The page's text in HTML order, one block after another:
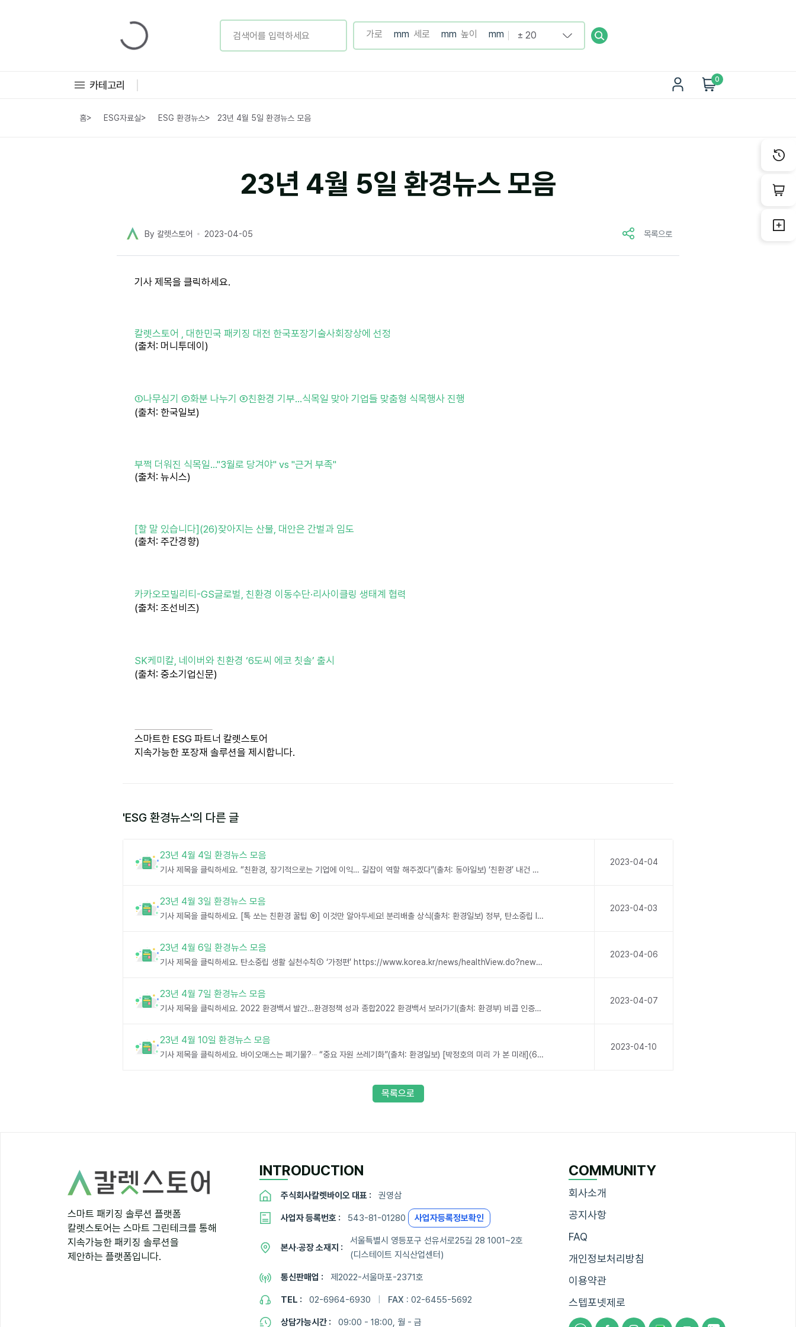
카테고리 0
홈> ESG자료실> ESG 환경뉴스> 23년 4월 5일 환경뉴스 모음
23년 4월 5일 환경뉴스 모음
By 칼렛스토어 2023-04-05 목록으로
기사 제목을 클릭하세요.
칼렛스토어 , 대한민국 패키징 대전 한국포장기술사회장상에 선정
(출처: 머니투데이)
①나무심기 ②화분 나누기 ③친환경 기부…식목일 맞아 기업들 맞춤형 식목행사 진행
(출처: 한국일보)
부쩍 더워진 식목일…"3월로 당겨야" vs "근거 부족"
(출처: 뉴시스)
[할 말 있습니다](26)잦아지는 산불, 대안은 간벌과 임도
(출처: 주간경향)
카카오모빌리티-GS글로벌, 친환경 이동수단·리사이클링 생태계 협력
(출처: 조선비즈)
SK케미칼, 네이버와 친환경 ‘6도씨 에코 칫솔’ 출시
(출처: 중소기업신문)
스마트한 ESG 파트너 칼렛스토어
지속가능한 포장재 솔루션을 제시합니다.
'ESG 환경뉴스'의 다른 글
23년 4월 4일 환경뉴스 모음
기사 제목을 클릭하세요. “친환경, 장기적으로는 기업에 이익… 길잡이 역할 해주겠다”(출처: 동아일보) ‘친환경’ 내건 대구국제마라톤대회에 생수 페트병 수만개?(출처: 경향신문) [뷰티와이드] 가치소비 신제품, 용기는 친환경 성분은 업그레이드(출처: 컨슈머와이드) “실...
2023-04-04
23년 4월 3일 환경뉴스 모음
기사 제목을 클릭하세요. [톡 쏘는 친환경 꿀팁 ⑨] 이것만 알아두세요! 분리배출 상식(출처: 환경일보) 정부, 탄소중립 IP 확보에 1조124억 투입(출처: 디지털타임스) 성주군, 기후변화에 대응 위한 탄소흡수원 확충!(출처: 데일리대구경북뉴스) “탄소감축 없을 시,...
2023-04-03
23년 4월 6일 환경뉴스 모음
기사 제목을 클릭하세요. 탄소중립 생활 실천수칙① ‘가정편’ https://www.korea.kr/news/healthView.do?newsId=148913427② ‘기업편’ https://www.korea.kr/news/healthView.do?newsId=14891...
2023-04-06
23년 4월 7일 환경뉴스 모음
기사 제목을 클릭하세요. 2022 환경백서 발간…환경정책 성과 종합2022 환경백서 보러가기(출처: 환경부) 비콥 인증의 지속 가능성(출처: 얼루어코리아) 선진국의 탄소중립 정책, 어디까지.왔나(출처: 이코리아) 스마트한 ESG 파트너 칼렛스토어지속가능한 포장재 솔루션...
2023-04-07
23년 4월 10일 환경뉴스 모음
기사 제목을 클릭하세요. 바이오매스는 폐기물?‧‧‧ “중요 자원 쓰레기화”(출처: 환경일보) [박정호의 미리 가 본 미래]〈68〉기업이 친환경을 달성하기 위해 추진하고 있는 세 가지 전략(출처: 전자신문) [법률라운지] 그린워싱과 지속가능보고서(출처: 대한경제) 스마트...
2023-04-10
목록으로
스마트 패키징 솔루션 플랫폼
칼렛스토어는 스마트 그린테크를 통해
지속가능한 패키징 솔루션을
제안하는 플랫폼입니다.
INTRODUCTION
주식회사칼렛바이오 대표 : 권영삼
사업자 등록번호 : 543-81-01280 사업자등록정보확인
본사·공장 소재지 :
서울특별시 영등포구 선유서로25길 28 1001~2호
(디스테이트 지식산업센터)
통신판매업 : 제2022-서울마포-2371호
TEL : 02-6964-6930 FAX : 02-6455-5692
상담가능시간 : 09:00 - 18:00, 월 - 금
COMMUNITY
회사소개
공지사항
FAQ
개인정보처리방침
이용약관
스텝포넷제로